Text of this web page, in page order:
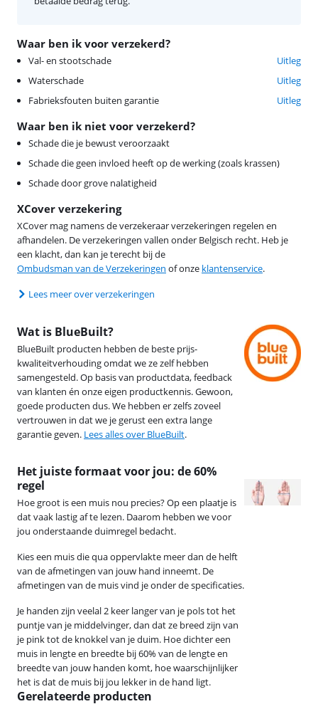
Waar ben ik voor verzekerd?
Val- en stootschade
Uitleg
Waterschade
Uitleg
Fabrieksfouten buiten garantie
Uitleg
Waar ben ik niet voor verzekerd?
Schade die je bewust veroorzaakt
Schade die geen invloed heeft op de werking (zoals krassen)
Schade door grove nalatigheid
XCover verzekering
XCover mag namens de verzekeraar verzekeringen regelen en
afhandelen. De verzekeringen vallen onder Belgisch recht. Heb je
een klacht, dan kan je terecht bij de
Ombudsman van de Verzekeringen of onze klantenservice.
Lees meer over verzekeringen
Het juiste formaat voor jou: de 60%
regel
Hoe groot is een muis nou precies? Op een plaatje is
dat vaak lastig af te lezen. Daarom hebben we voor
jou onderstaande duimregel bedacht.
Kies een muis die qua oppervlakte meer dan de helft
van de afmetingen van jouw hand inneemt. De
afmetingen van de muis vind je onder de specificaties.
Je handen zijn veelal 2 keer langer van je pols tot het
puntje van je middelvinger, dan dat ze breed zijn van
je pink tot de knokkel van je duim. Hoe dichter een
muis in lengte en breedte bij 60% van de lengte en
breedte van jouw handen komt, hoe waarschijnlijker
het is dat de muis bij jou lekker in de hand ligt.
Wat is BlueBuilt?
BlueBuilt producten hebben de beste prijs-
kwaliteitverhouding omdat we ze zelf hebben
samengesteld. Op basis van productdata, feedback
van klanten én onze eigen productkennis. Gewoon,
goede producten dus. We hebben er zelfs zoveel
vertrouwen in dat we je gerust een extra lange
garantie geven. Lees alles over BlueBuilt.
Gerelateerde producten